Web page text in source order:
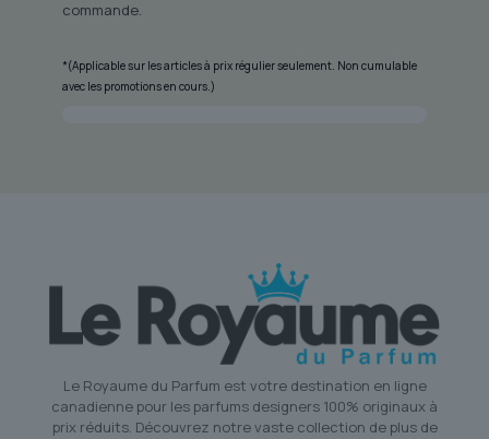
commande.
*(Applicable sur les articles à prix régulier seulement. Non cumulable
avec les promotions en cours.)
Le Royaume du Parfum est votre destination en ligne
canadienne pour les parfums designers 100% originaux à
prix réduits. Découvrez notre vaste collection de plus de